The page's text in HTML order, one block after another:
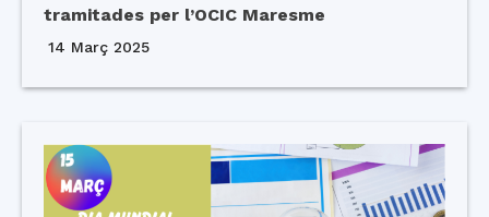
tramitades per l’OCIC Maresme
14 Març 2025